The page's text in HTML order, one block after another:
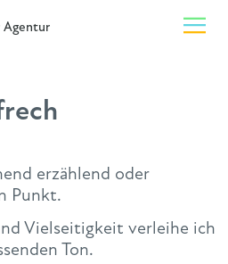
Agentur
erzählend oder
Punkt.
Vielseitigkeit verleihe ich
Ton.